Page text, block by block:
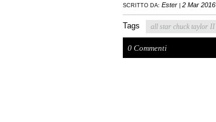
SCRITTO DA: Ester 2 Mar 2016
Tags all star chuck taylor II
0 Commenti